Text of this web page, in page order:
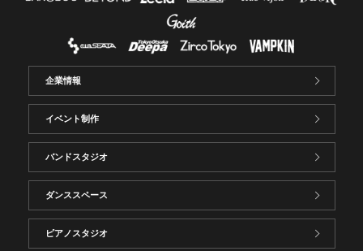
企業情報
イベント制作
バンドスタジオ
ダンススペース
ピアノスタジオ